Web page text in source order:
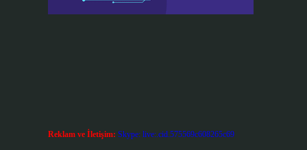
Reklam ve İletişim: Skype: live:.cid.575569c608265c69